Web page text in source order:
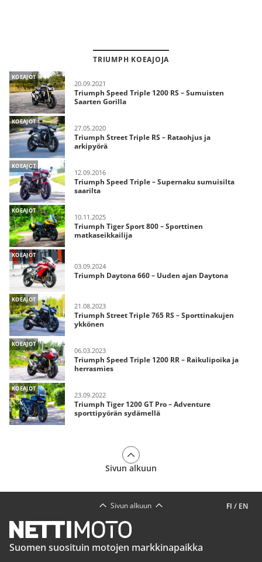
TRIUMPH KOEAJOJA
KOEAJOT
20.09.2021
Triumph Speed Triple 1200 RS – Sumuisten
Saarten Gorilla
KOEAJOT
27.05.2020
Triumph Street Triple RS – Rataohjus ja
arkipyörä
KOEAJOT
12.09.2016
Triumph Speed Triple – Supernaku sumuisilta
saarilta
KOEAJOT
10.11.2025
Triumph Tiger Sport 800 – Sporttinen
matkaseikkailija
KOEAJOT
03.09.2024
Triumph Daytona 660 – Uuden ajan Daytona
KOEAJOT
21.08.2023
Triumph Street Triple 765 RS – Sporttinakujen
ykkönen
KOEAJOT
06.03.2023
Triumph Speed Triple 1200 RR – Raikulipoika ja
herrasmies
KOEAJOT
23.09.2022
Triumph Tiger 1200 GT Pro – Adventure
sporttipyörän sydämellä
Sivun alkuun
FI / EN
Sivun alkuun
Suomen suosituin motojen markkinapaikka